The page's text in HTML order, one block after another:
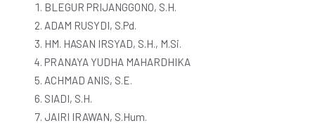
BLEGUR PRIJANGGONO, S.H.
ADAM RUSYDI, S.Pd.
HM. HASAN IRSYAD, S.H., M.Si.
PRANAYA YUDHA MAHARDHIKA
ACHMAD ANIS, S.E.
SIADI, S.H.
JAIRI IRAWAN, S.Hum.